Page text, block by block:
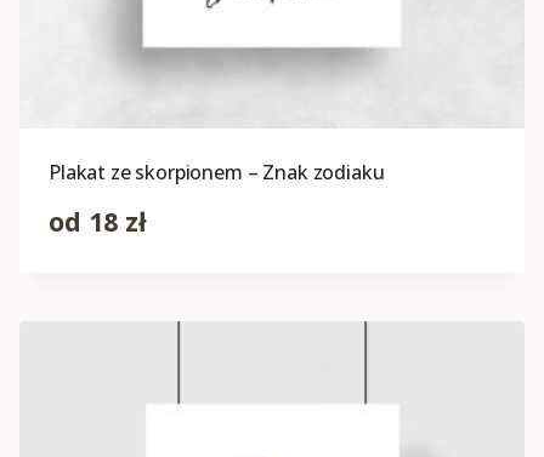
Plakat ze skorpionem – Znak zodiaku
od 18 zł